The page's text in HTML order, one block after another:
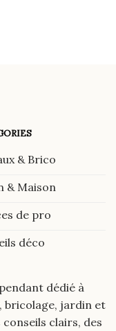
& Brico
& Maison
de pro
déco
dédié à
bricolage, jardin et
clairs, des